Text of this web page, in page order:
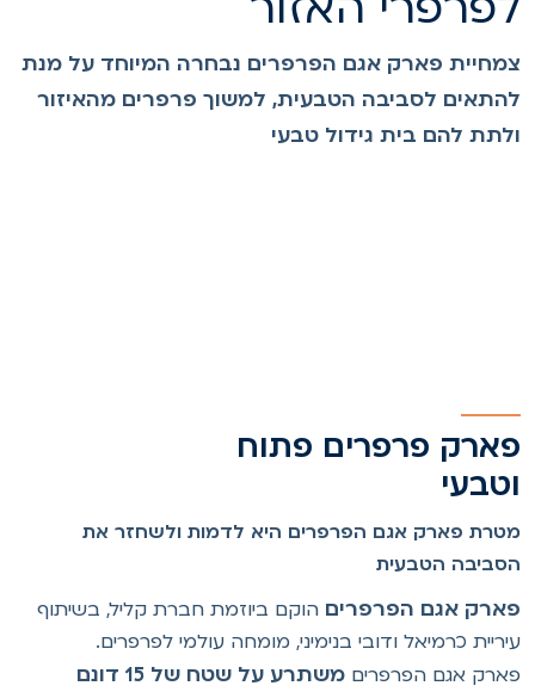
פארק אגם הפרפרים נבחרה המיוחד על מנת
לסביבה הטבעית, למשוך פרפרים מהאיזור
להם בית גידול טבעי
פרפרים פתוח
פארק אגם הפרפרים היא לדמות ולשחזר את
הטבעית
אגם הפרפריםהוקם ביוזמת חברת קליל, בשיתוף
כרמיאל ודובי בנימיני, מומחה עולמי לפרפרים.
אגם הפרפרים
משתרע על שטח של 15 דונם